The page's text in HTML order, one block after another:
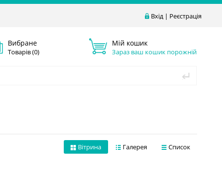
Вхід| Реєстрація
Вибране
Товарів (0)
Мій кошик
Зараз ваш кошик порожній
Список
Галерея
Вітрина